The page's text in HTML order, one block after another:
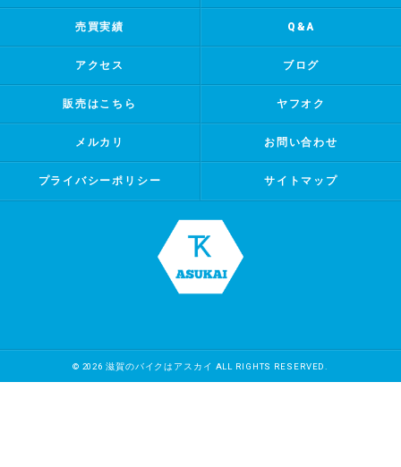
売買実績 Q&A
アクセス ブログ
販売はこちら ヤフオク
メルカリ お問い合わせ
プライバシーポリシー サイトマップ
© 2026 滋賀のバイクはアスカイ ALL RIGHTS RESERVED.